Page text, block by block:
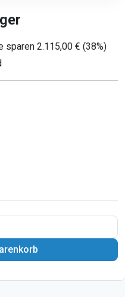
sparen 2.115,00 € (38%)